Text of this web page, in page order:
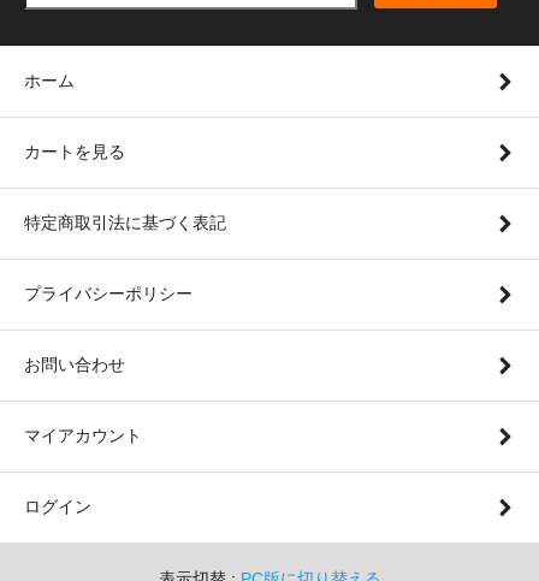
ホーム
カートを見る
特定商取引法に基づく表記
プライバシーポリシー
お問い合わせ
マイアカウント
ログイン